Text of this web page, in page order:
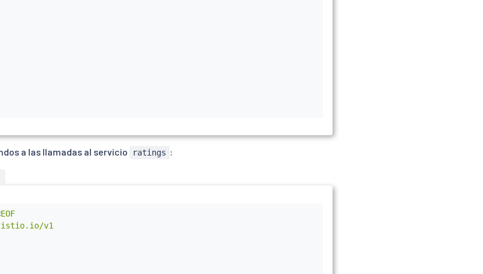
a las llamadas al servicio ratings :
EOF
v1